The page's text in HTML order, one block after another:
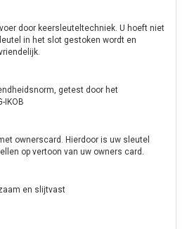
door keersleuteltechniek. U hoeft niet
in het slot gestoken wordt en
getest door het
IKOB
ownerscard. Hierdoor is uw sleutel
op vertoon van uw owners card.
en slijtvast